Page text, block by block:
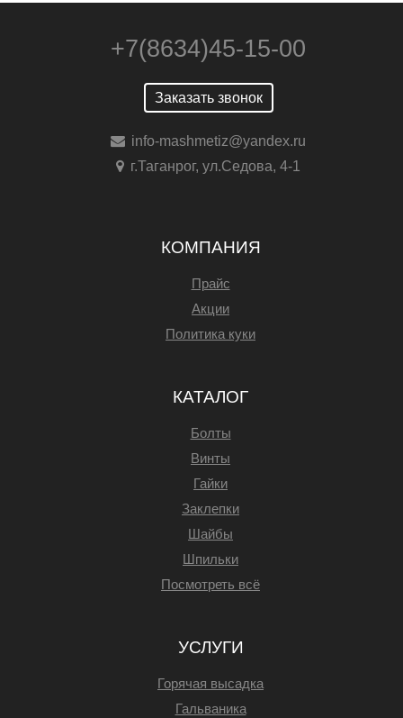
+7(8634)45-15-00
Заказать звонок
info-mashmetiz@yandex.ru
г.Таганрог, ул.Седова, 4-1
КОМПАНИЯ
Прайс
Акции
Политика куки
КАТАЛОГ
Болты
Винты
Гайки
Заклепки
Шайбы
Шпильки
Посмотреть всё
УСЛУГИ
Горячая высадка
Гальваника